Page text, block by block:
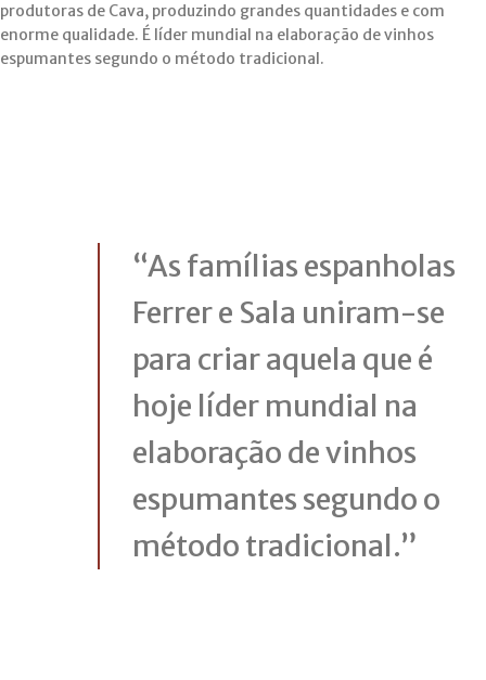
produtoras de Cava, produzindo grandes quantidades e com
enorme qualidade. É líder mundial na elaboração de vinhos
espumantes segundo o método tradicional.
“As famílias espanholas
Ferrer e Sala uniram-se
para criar aquela que é
hoje líder mundial na
elaboração de vinhos
espumantes segundo o
método tradicional.”